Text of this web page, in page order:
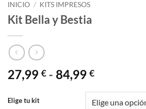
INICIO / KITS IMPRESOS
Kit Bella y Bestia
27,99 € - 84,99 €Rango
precios:
Elige tu kit